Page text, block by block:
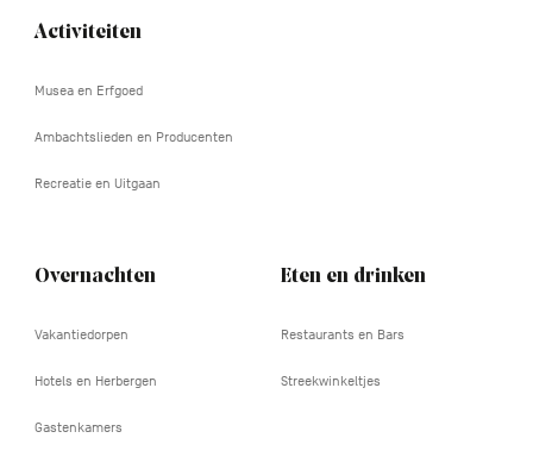
Navigation
Activiteiten
Musea en Erfgoed
Ambachtslieden en Producenten
Recreatie en Uitgaan
Overnachten
Vakantiedorpen
Hotels en Herbergen
Gastenkamers
Eten en drinken
Restaurants en Bars
Streekwinkeltjes